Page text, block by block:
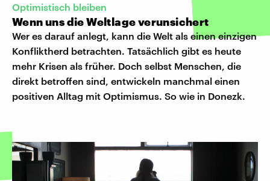
Optimistisch bleiben
Wenn uns die Weltlage verunsichert
Wer es darauf anlegt, kann die Welt als einen einzigen
Konfliktherd betrachten. Tatsächlich gibt es heute
mehr Krisen als früher. Doch selbst Menschen, die
direkt betroffen sind, entwickeln manchmal einen
positiven Alltag mit Optimismus. So wie in Donezk.